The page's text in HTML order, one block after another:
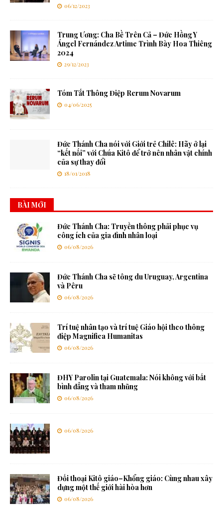
06/12/2023
Trung Ương: Cha Bề Trên Cả – Đức Hồng Y
Ángel Fernández Artime Trình Bày Hoa Thiêng
2024
29/12/2023
Tóm Tắt Thông Điệp Rerum Novarum
04/06/2025
Đức Thánh Cha nói với Giới trẻ Chilê: Hãy ở lại
“kết nối” với Chúa Kitô để trở nên nhân vật chính
của sự thay đổi
18/01/2018
BÀI MỚI
Đức Thánh Cha: Truyền thông phải phục vụ
công ích của gia đình nhân loại
06/08/2026
Đức Thánh Cha sẽ tông du Uruguay, Argentina
và Pêru
06/08/2026
Trí tuệ nhân tạo và trí tuệ Giáo hội theo thông
điệp Magnifica Humanitas
06/08/2026
ĐHY Parolin tại Guatemala: Nói không với bất
bình đẳng và tham nhũng
06/08/2026
06/08/2026
Đối thoại Kitô giáo–Khổng giáo: Cùng nhau xây
dựng một thế giới hài hòa hơn
06/08/2026